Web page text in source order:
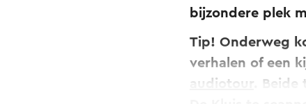
bijzondere plek
Tip! Onderweg
verhalen of een
audiotour .